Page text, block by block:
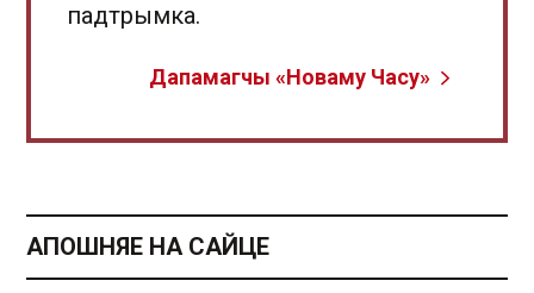
падтрымка.
Дапамагчы «Новаму Часу»
АПОШНЯЕ НА САЙЦЕ